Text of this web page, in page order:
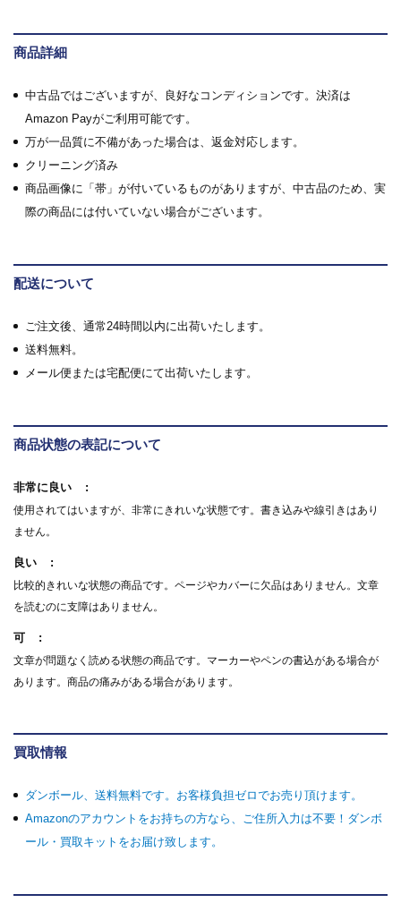
商品詳細
中古品ではございますが、良好なコンディションです。決済は
Amazon Payがご利用可能です。
万が一品質に不備があった場合は、返金対応します。
クリーニング済み
商品画像に「帯」が付いているものがありますが、中古品のため、実
際の商品には付いていない場合がございます。
配送について
ご注文後、通常24時間以内に出荷いたします。
送料無料。
メール便または宅配便にて出荷いたします。
商品状態の表記について
非常に良い
使用されてはいますが、非常にきれいな状態です。書き込みや線引きはあり
ません。
良い
比較的きれいな状態の商品です。ページやカバーに欠品はありません。文章
を読むのに支障はありません。
可
文章が問題なく読める状態の商品です。マーカーやペンの書込がある場合が
あります。商品の痛みがある場合があります。
買取情報
ダンボール、送料無料です。お客様負担ゼロでお売り頂けます。
Amazonのアカウントをお持ちの方なら、ご住所入力は不要！ダンボ
ール・買取キットをお届け致します。